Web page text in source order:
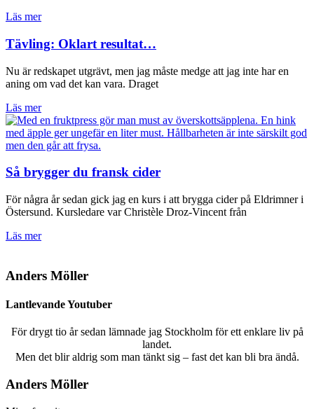
Läs mer
Tävling: Oklart resultat…
Nu är redskapet utgrävt, men jag måste medge att jag inte har en
aning om vad det kan vara. Draget
Läs mer
Så brygger du fransk cider
För några år sedan gick jag en kurs i att brygga cider på Eldrimner i
Östersund. Kursledare var Christèle Droz-Vincent från
Läs mer
Anders Möller
Lantlevande Youtuber
För drygt tio år sedan lämnade jag Stockholm för ett enklare liv på
landet.
Men det blir aldrig som man tänkt sig – fast det kan bli bra ändå.
Anders Möller